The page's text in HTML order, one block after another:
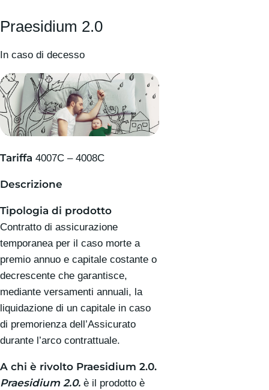
Praesidium 2.0
In caso di decesso
Tariffa 4007C – 4008C
Descrizione
Tipologia di prodotto
Contratto di assicurazione
temporanea per il caso morte a
premio annuo e capitale costante o
decrescente che garantisce,
mediante versamenti annuali, la
liquidazione di un capitale in caso
di premorienza dell’Assicurato
durante l’arco contrattuale.
A chi è rivolto Praesidium 2.0.
Praesidium 2.0. è il prodotto è